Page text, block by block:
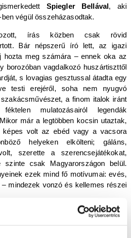
Spiegler Bellával, aki
végül összeházasodtak.
írás közben csak rövid
Bár népszerű író lett, az igazi
hozta meg számára – ennek oka az
borozóban vagdalkozó huszártiszttől
s lovagias gesztussal átadta egy
testi erejéről, soha nem nyugvó
a finom italok iránt
mulatozásairól legendák
már a legtöbben kocsin utaztak,
képes volt az ebéd vagy a vacsora
helyeken elkölteni; gáláns,
szerette a szerencsejátékokat,
szinte csak Magyarországon belül.
ezek mind fő motívumai: evés,
mindezek vonzó és kellemes részei
című kötetben